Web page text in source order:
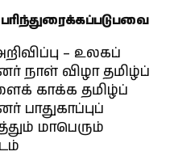
பரிந்துரைக்கப்படுபவை
– உலகப்
நாள் விழா தமிழ்ப்
காக்க தமிழ்ப்
பாதுகாப்புப்
மாபெரும்